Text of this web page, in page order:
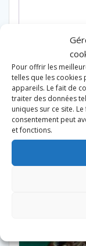
Pour offrir les
telles que les
appareils. Le fait de
traiter des données
uniques sur ce site.
consentement peut
et fonctions.